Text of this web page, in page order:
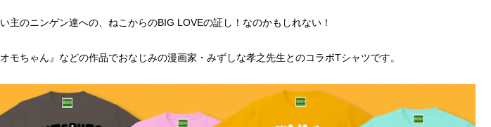
主のニンゲン達への、ねこからのBIG LOVEの証し！なのかもしれない！
モちゃん』などの作品でおなじみの漫画家・みずしな孝之先生とのコラボTシャツです。